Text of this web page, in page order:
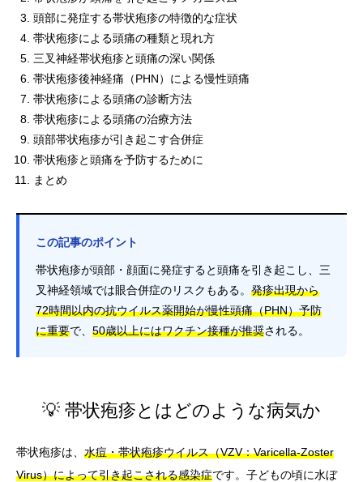
頭部に発症する帯状疱疹の特徴的な症状
帯状疱疹による頭痛の種類と現れ方
三叉神経帯状疱疹と頭痛の深い関係
帯状疱疹後神経痛（PHN）による慢性頭痛
帯状疱疹による頭痛の診断方法
帯状疱疹による頭痛の治療方法
頭部帯状疱疹が引き起こす合併症
帯状疱疹と頭痛を予防するために
まとめ
この記事のポイント
帯状疱疹が頭部・顔面に発症すると頭痛を引き起こし、三
叉神経領域では眼合併症のリスクもある。 発疹出現から
72時間以内の抗ウイルス薬開始が慢性頭痛（PHN）予防
に重要で、 50歳以上にはワクチン接種が推奨される。
💡 帯状疱疹とはどのような病気か
帯状疱疹は、 水痘・帯状疱疹ウイルス（VZV：Varicella-Zoster
Virus）によって引き起こされる感染症です。子どもの頃に水ぼ